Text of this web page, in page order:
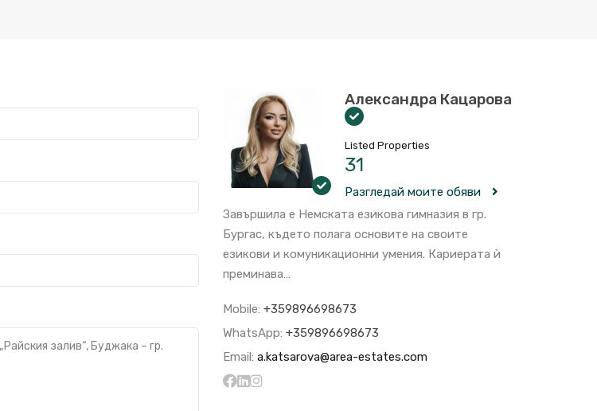
Александра Кацарова
Listed Properties
31
Разгледай моите обяви
Завършила е Немската езикова гимназия в гр.
Бургас, където полага основите на своите
езикови и комуникационни умения. Кариерата ѝ
преминава…
Mobile:+359896698673
WhatsApp:+359896698673
Email:a.katsarova@area-estates.com